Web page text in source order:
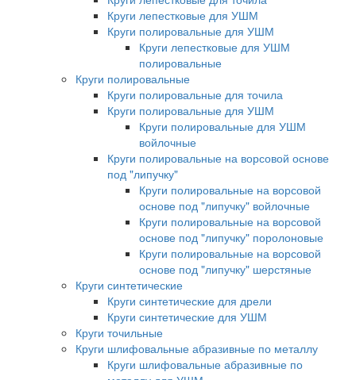
Круги лепестковые для УШМ
Круги полировальные для УШМ
Круги лепестковые для УШМ
полировальные
Круги полировальные
Круги полировальные для точила
Круги полировальные для УШМ
Круги полировальные для УШМ
войлочные
Круги полировальные на ворсовой основе
под "липучку"
Круги полировальные на ворсовой
основе под "липучку" войлочные
Круги полировальные на ворсовой
основе под "липучку" поролоновые
Круги полировальные на ворсовой
основе под "липучку" шерстяные
Круги синтетические
Круги синтетические для дрели
Круги синтетические для УШМ
Круги точильные
Круги шлифовальные абразивные по металлу
Круги шлифовальные абразивные по